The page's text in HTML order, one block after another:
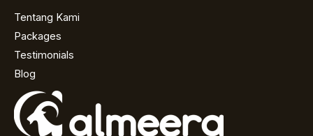
Tentang Kami
Packages
Testimonials
Blog